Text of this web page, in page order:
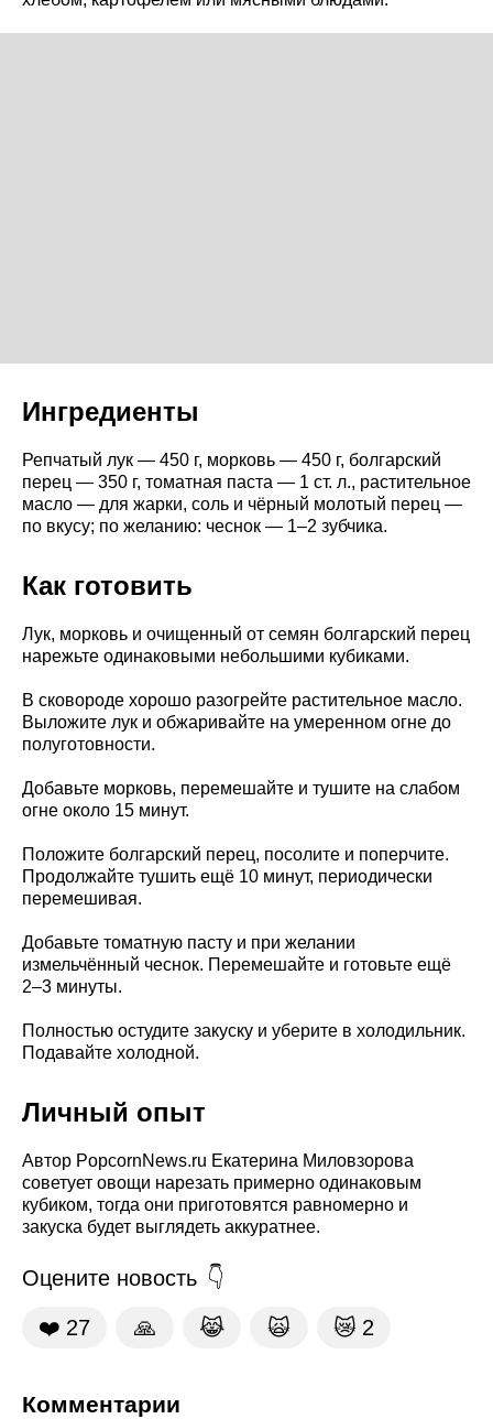
Ингредиенты
Репчатый лук — 450 г, морковь — 450 г, болгарский
перец — 350 г, томатная паста — 1 ст. л., растительное
масло — для жарки, соль и чёрный молотый перец —
по вкусу; по желанию: чеснок — 1–2 зубчика.
Как готовить
Лук, морковь и очищенный от семян болгарский перец
нарежьте одинаковыми небольшими кубиками.
В сковороде хорошо разогрейте растительное масло.
Выложите лук и обжаривайте на умеренном огне до
полуготовности.
Добавьте морковь, перемешайте и тушите на слабом
огне около 15 минут.
Положите болгарский перец, посолите и поперчите.
Продолжайте тушить ещё 10 минут, периодически
перемешивая.
Добавьте томатную пасту и при желании
измельчённый чеснок. Перемешайте и готовьте ещё
2–3 минуты.
Полностью остудите закуску и уберите в холодильник.
Подавайте холодной.
Личный опыт
Автор PopcornNews.ru Екатерина Миловзорова
советует овощи нарезать примерно одинаковым
кубиком, тогда они приготовятся равномерно и
закуска будет выглядеть аккуратнее.
Оцените новость
❤️ 27 🙏 😹 🙀 😿 2
Комментарии